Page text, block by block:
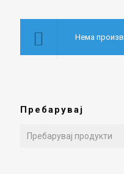
Нема
Пребарувај